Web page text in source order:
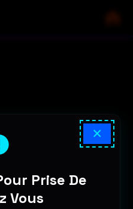
×
Prise De
Vous